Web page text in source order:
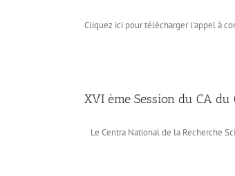
Cliquez ici pour télécharger l'appel à
XVI ème Session du CA du
Le Centra National de la Recherche